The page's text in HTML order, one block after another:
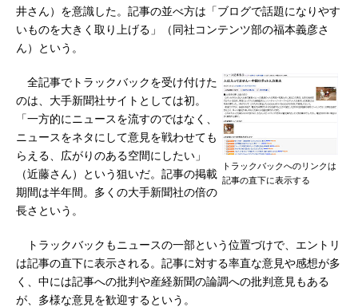
井さん）を意識した。記事の並べ方は「ブログで話題になりやす
いものを大きく取り上げる」（同社コンテンツ部の福本義彦さ
ん）という。
トラックバックへのリンクは
記事の直下に表示する
全記事でトラックバックを受け付けた
のは、大手新聞社サイトとしては初。
「一方的にニュースを流すのではなく、
ニュースをネタにして意見を戦わせても
らえる、広がりのある空間にしたい」
（近藤さん）という狙いだ。記事の掲載
期間は半年間。多くの大手新聞社の倍の
長さという。
トラックバックもニュースの一部という位置づけで、エントリ
は記事の直下に表示される。記事に対する率直な意見や感想が多
く、中には記事への批判や産経新聞の論調への批判意見もある
が、多様な意見を歓迎するという。